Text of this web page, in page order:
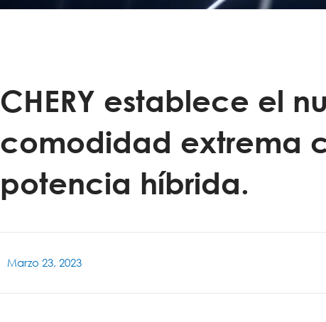
CHERY establece el
comodidad extrema
potencia híbrida.
Marzo 23, 2023